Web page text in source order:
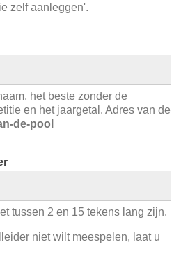
zelf aanleggen'.
het beste zonder de
en het jaargetal. Adres van de
de-pool
tussen 2 en 15 tekens lang zijn.
niet wilt meespelen, laat u